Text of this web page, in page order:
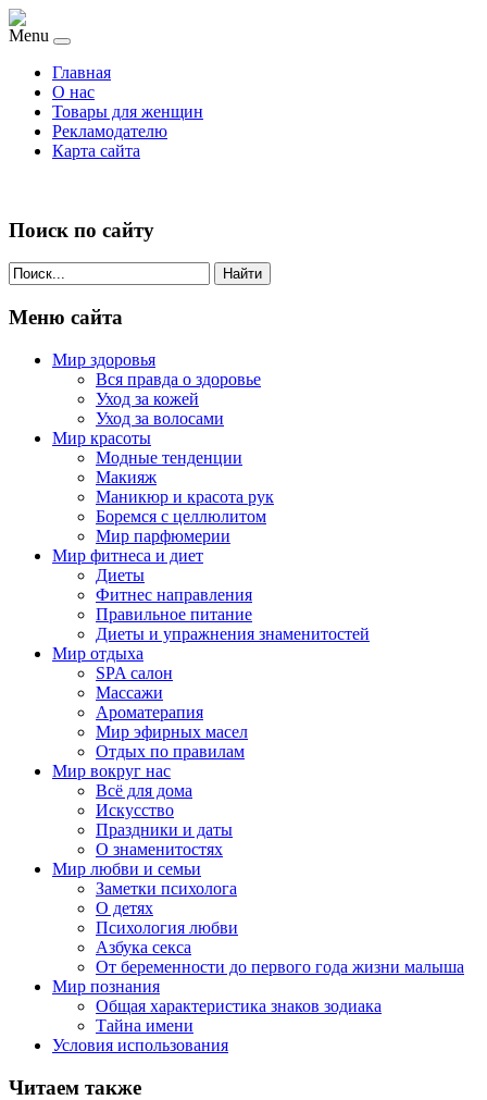
Menu
Главная
О нас
Товары для женщин
Рекламодателю
Карта сайта
Поиск по сайту
Найти
Меню сайта
Мир здоровья
Вся правда о здоровье
Уход за кожей
Уход за волосами
Мир красоты
Модные тенденции
Макияж
Маникюр и красота рук
Боремся с целлюлитом
Мир парфюмерии
Мир фитнеса и диет
Диеты
Фитнес направления
Правильное питание
Диеты и упражнения знаменитостей
Мир отдыха
SPA салон
Массажи
Ароматерапия
Мир эфирных масел
Отдых по правилам
Мир вокруг нас
Всё для дома
Искусство
Праздники и даты
О знаменитостях
Мир любви и семьи
Заметки психолога
О детях
Психология любви
Азбука секса
От беременности до первого года жизни малыша
Мир познания
Общая характеристика знаков зодиака
Тайна имени
Условия использования
Читаем также